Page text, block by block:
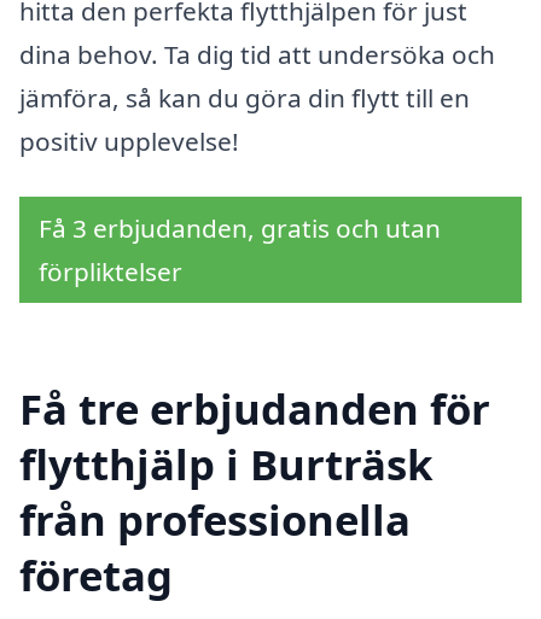
hitta den perfekta flytthjälpen för just
dina behov. Ta dig tid att undersöka och
jämföra, så kan du göra din flytt till en
positiv upplevelse!
Få 3 erbjudanden, gratis och utan
förpliktelser
Få tre erbjudanden för
flytthjälp i Burträsk
från professionella
företag